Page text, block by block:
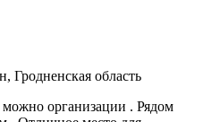
Гродненская область
организации . Рядом